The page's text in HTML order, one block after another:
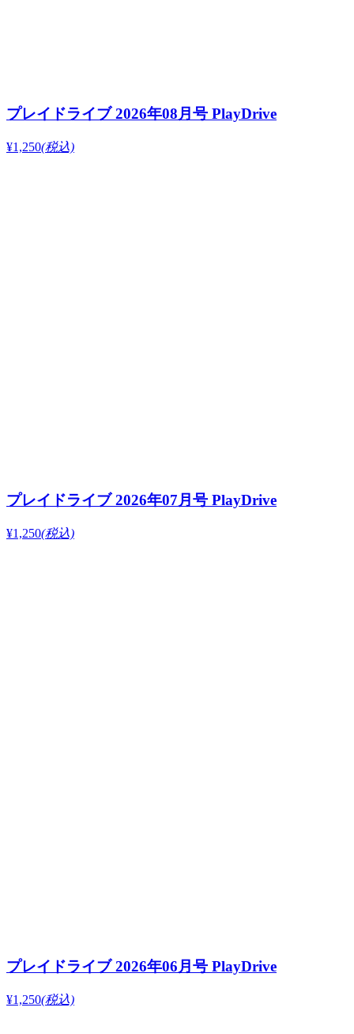
プレイドライブ 2026年08月号 PlayDrive
¥1,250(税込)
プレイドライブ 2026年07月号 PlayDrive
¥1,250(税込)
プレイドライブ 2026年06月号 PlayDrive
¥1,250(税込)